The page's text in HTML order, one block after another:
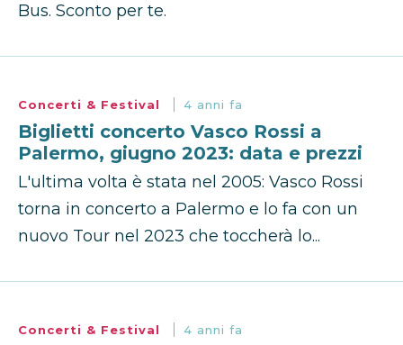
Bus. Sconto per te.
Concerti & Festival 4 anni fa
Biglietti concerto Vasco Rossi a
Palermo, giugno 2023: data e prezzi
L'ultima volta è stata nel 2005: Vasco Rossi
torna in concerto a Palermo e lo fa con un
nuovo Tour nel 2023 che toccherà lo...
Concerti & Festival 4 anni fa